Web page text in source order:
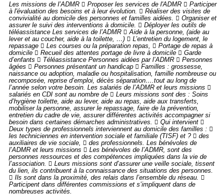
Les missions de l’ADMR  Proposer les services de l'ADMR  Participer
à l'évaluation des besoins et à leur évolution.  Réaliser des visites de
convivialité au domicile des personnes et familles aidées.  Organiser et
assurer le suivi des interventions à domicile.  Déployer les outils de
téléassistance Les services de l’ADMR  Aide à la personne, (aide au
lever et au coucher, aide à la toilette, …)  L’entretien du logement, le
repassage  Les courses ou la préparation repas,  Portage de repas à
domicile  Recueil des attentes portage de livre à domicile  Garde
d’enfants  Téléassistance Personnes aidées par l’ADMR  Personnes
âgées  Personnes présentant un handicap  Familles : grossesse,
naissance ou adoption, maladie ou hospitalisation, famille nombreuse ou
recomposée, reprise d’emploi, décès séparation….tout au long de
l’année selon votre besoin. Les salariés de l’ADMR et leurs missions 
salariés en CDI sont au nombre de  Leurs missions sont des : Soins
d’hygiène toilette, aide au lever, aide au repas, aide aux transferts,
mobiliser la personne, assurer le repassage, faire de la prévention,
entretien du cadre de vie, assurer différentes activités accompagner si
besoin dans certaines démarches administratives.  Qui intervient 
Deux types de professionnels interviennent au domicile des familles : 
les techniciennes en intervention sociale et familiale (TISF) et ?  des
auxiliaires de vie sociale,  des professionnels. Les bénévoles de
l’ADMR et leurs missions  Les bénévoles de l’ADMR, sont des
personnes ressources et des compétences impliquées dans la vie de
l’association.  Leurs missions sont d’assurer une veille sociale, tissent
du lien, ils contribuent à la connaissance des situations des personnes.
 Ils sont dans la proximité, des relais dans l’ensemble du réseau. 
Participent dans différentes commissions et s’impliquent dans de
nombreuses activités.